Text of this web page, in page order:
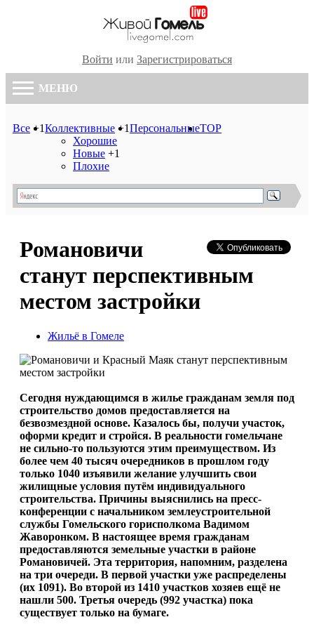
Войти или Зарегистрироваться
МЕНЮ
Все +1Коллективные +1
Хорошие
Новые +1
Плохие
ПерсональныеTOP
Романовичи
станут перспективным
местом застройки
Жильё в Гомеле
Сегодня нуждающимся в жилье гражданам земля под
строительство домов предоставляется на
безвозмездной основе. Казалось бы, получи участок,
оформи кредит и стройся. В реальности гомельчане
не сильно-то пользуются этим преимуществом. Из
более чем 40 тысяч очередников в прошлом году
только 1040 изъявили желание улучшить свои
жилищные условия путём индивидуального
строительства. Причины выяснились на пресс-
конференции с на­чальником землеустроительной
службы Гомельского горисполкома Вадимом
Жаворонком. В настоящее время гражданам
предоставляются земельные участки в районе
Романовичей. Эта территория, напомним, разделена
на три очереди. В первой участки уже распределены
(их 1091). Во второй из 1410 участков хозяев ещё не
нашли 500. Третья очередь (992 участка) пока
существует только на бумаге.